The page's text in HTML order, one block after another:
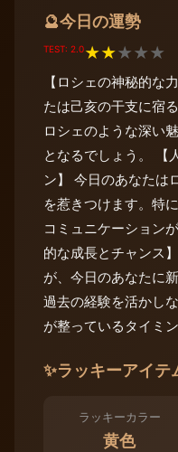
🔮今日の運勢
TEST: 2.0★★★★★
【ロシェの神秘的な
たは己亥の干支に宿
ロシェのような深い
となるでしょう。 【
ン】 今日のあなたは
を惹きつけます。特
コミュニケーション
的な成長とチャンス
が、今日のあなたに
過去の経験を活かし
が整っているタイミン
✨ラッキーアイテ
ラッキーカラー
黄色